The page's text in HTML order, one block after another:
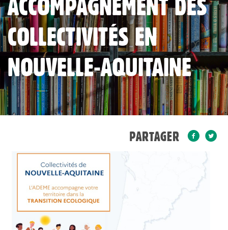
ACCOMPAGNEMENT DES
COLLECTIVITÉS EN
NOUVELLE-AQUITAINE
PARTAGER